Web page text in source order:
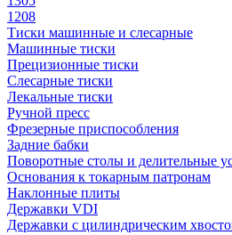
1208
Тиски машинные и слесарные
Машинные тиски
Прецизионные тиски
Слесарные тиски
Лекальные тиски
Ручной пресс
Фрезерные приспособления
Задние бабки
Поворотные столы и делительные
Основания к токарным патронам
Наклонные плиты
Державки VDI
Державки с цилиндрическим